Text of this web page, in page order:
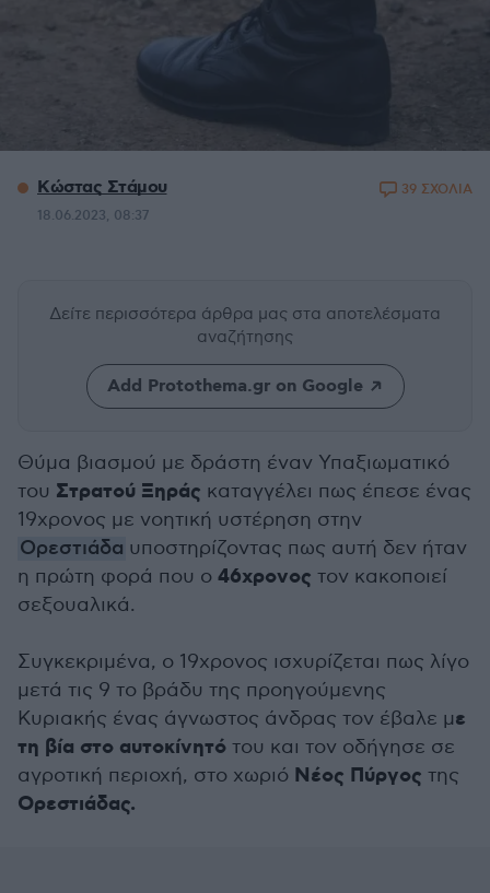
Κώστας Στάμου
18.06.2023, 08:37
39 ΣΧΟΛΙΑ
Δείτε περισσότερα άρθρα μας στα αποτελέσματα
αναζήτησης
Add Protothema.gr on Google
Θύμα βιασμού με δράστη έναν Υπαξιωματικό
του Στρατού Ξηράς καταγγέλει πως έπεσε ένας
19χρονος με νοητική υστέρηση στην
Ορεστιάδα υποστηρίζοντας πως αυτή δεν ήταν
η πρώτη φορά που ο 46χρονος τον κακοποιεί
σεξουαλικά.
Συγκεκριμένα, ο 19χρονος ισχυρίζεται πως λίγο
μετά τις 9 το βράδυ της προηγούμενης
Κυριακής ένας άγνωστος άνδρας τον έβαλε με
τη βία στο αυτοκίνητό του και τον οδήγησε σε
αγροτική περιοχή, στο χωριό Νέος Πύργος της
Ορεστιάδας.